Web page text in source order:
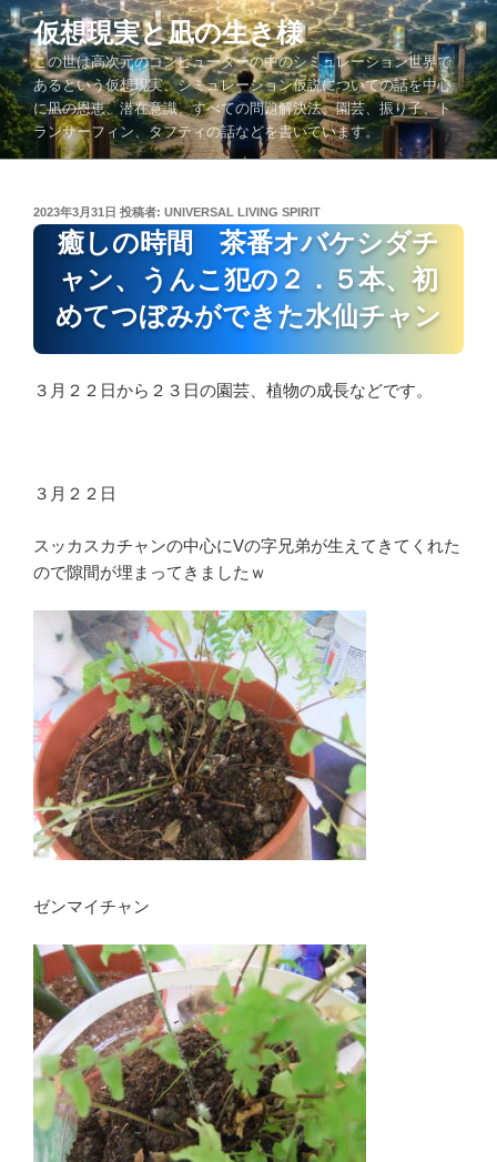
コ
ン
テ
ン
ツ
へ
仮想現実と凪の生き様
この世は高次元のコンピューターの中のシミュレーション世界で
あるという仮想現実、シミュレーション仮説についての話を中心
に凪の恩恵、潜在意識、すべての問題解決法、園芸、振り子、ト
ランサーフィン、タフティの話などを書いています。
投
稿
2023年3月31日 投稿者: UNIVERSAL LIVING SPIRIT
癒しの時間 茶番オバケシダチ
ャン、うんこ犯の２．５本、初
めてつぼみができた水仙チャン
３月２２日から２３日の園芸、植物の成長などです。
３月２２日
スッカスカチャンの中心にVの字兄弟が生えてきてくれた
ので隙間が埋まってきましたｗ
ゼンマイチャン